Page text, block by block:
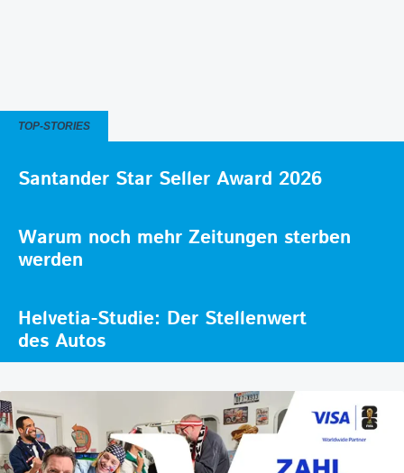
TOP-STORIES
Santander Star Seller Award 2026
Warum noch mehr Zeitungen sterben
werden
Helvetia-Studie: Der Stellenwert
des Autos